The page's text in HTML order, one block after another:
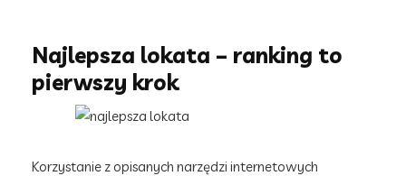
Najlepsza lokata – ranking to
pierwszy krok
Korzystanie z opisanych narzędzi internetowych